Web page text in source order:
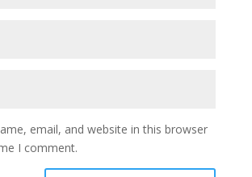
email, and website in this browser
I comment.